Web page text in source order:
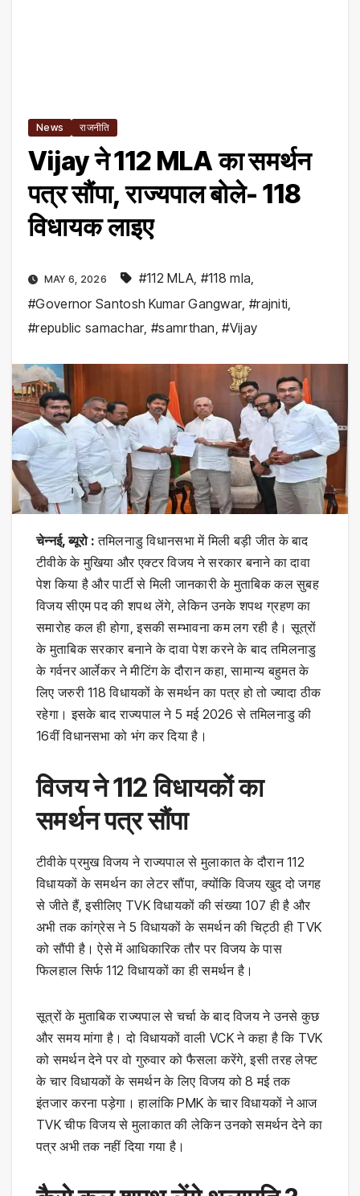
News राजनीति
Vijay ने 112 MLA का समर्थन
पत्र सौंपा, राज्यपाल बोले- 118
विधायक लाइए
MAY 6, 2026 #112 MLA #118 mla
#Governor Santosh Kumar Gangwar, #rajniti
#republic samachar,#samrthan ,#Vijay
चेन्नई, ब्यूरो :तमिलनाडु विधानसभा में मिली बड़ी जीत के बाद
टीवीके के मुखिया और एक्टर विजय ने सरकार बनाने का दावा
पेश किया है और पार्टी से मिली जानकारी के मुताबिक कल सुबह
विजय सीएम पद की शपथ लेंगे, लेकिन उनके शपथ ग्रहण का
समारोह कल ही होगा, इसकी सम्भावना कम लग रही है। सूत्रों
के मुताबिक सरकार बनाने के दावा पेश करने के बाद तमिलनाडु
के गर्वनर आर्लेकर ने मीटिंग के दौरान कहा, सामान्य बहुमत के
लिए जरुरी 118 विधायकों के समर्थन का पत्र हो तो ज्यादा ठीक
रहेगा। इसके बाद राज्यपाल ने 5 मई 2026 से तमिलनाडु की
16वीं विधानसभा को भंग कर दिया है।
विजय ने 112 विधायकों का
समर्थन पत्र सौंपा
टीवीके प्रमुख विजय ने राज्यपाल से मुलाकात के दौरान 112
विधायकों के समर्थन का लेटर सौंपा, क्योंकि विजय खुद दो जगह
से जीते हैं, इसीलिए TVK विधायकों की संख्या 107 ही है और
अभी तक कांग्रेस ने 5 विधायकों के समर्थन की चिट्ठी ही TVK
को सौंपी है। ऐसे में आधिकारिक तौर पर विजय के पास
फिलहाल सिर्फ 112 विधायकों का ही समर्थन है।
सूत्रों के मुताबिक राज्यपाल से चर्चा के बाद विजय ने उनसे कुछ
और समय मांगा है। दो विधायकों वाली VCK ने कहा है कि TVK
को समर्थन देने पर वो गुरुवार को फैसला करेंगे, इसी तरह लेफ्ट
के चार विधायकों के समर्थन के लिए विजय को 8 मई तक
इंतजार करना पड़ेगा। हालांकि PMK के चार विधायकों ने आज
TVK चीफ विजय से मुलाकात की लेकिन उनको समर्थन देने का
पत्र अभी तक नहीं दिया गया है।